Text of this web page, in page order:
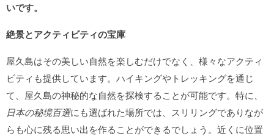
いです。
絶景とアクティビティの宝庫
屋久島はその美しい自然を楽しむだけでなく、様々なアクティ
ビティも提供しています。ハイキングやトレッキングを通じ
て、屋久島の神秘的な自然を探検することが可能です。特に、
日本の秘境百選にも選ばれた場所では、スリリングでありなが
らも心に残る思い出を作ることができるでしょう。近くに位置